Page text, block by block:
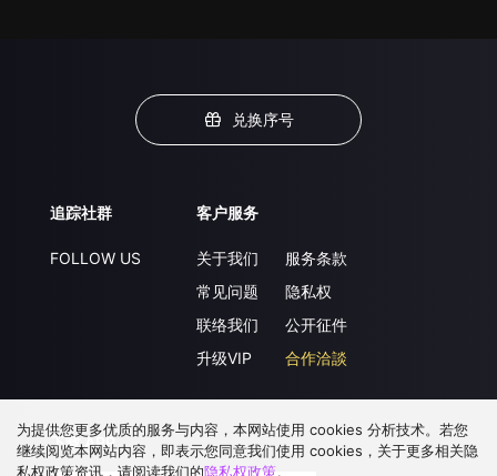
兑换序号
追踪社群
FOLLOW US
客户服务
关于我们
常见问题
联络我们
升级VIP
服务条款
隐私权
公开征件
合作洽談
下载 APP
为提供您更多优质的服务与内容，本网站使用 cookies 分析技术。若您
继续阅览本网站内容，即表示您同意我们使用 cookies，关于更多相关隐
私权政策资讯，请阅读我们的隐私权政策。